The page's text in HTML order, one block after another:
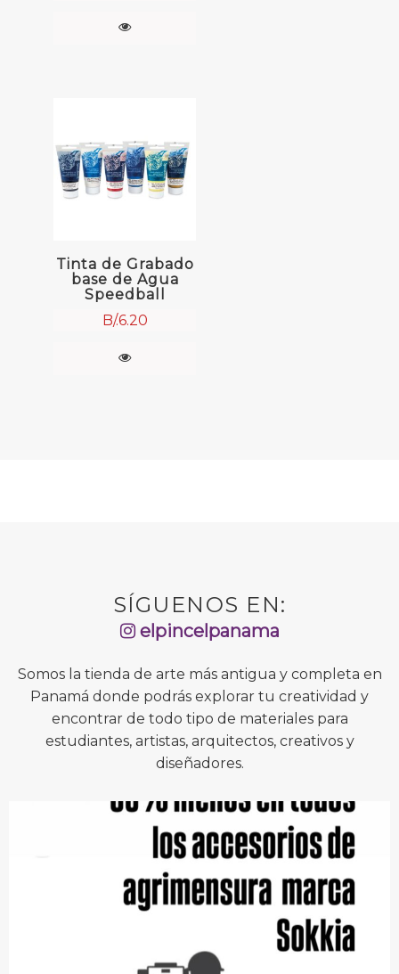
Tinta de Grabado
base de Agua
Speedball
B/.6.20
SÍGUENOS EN:
elpincelpanama
Somos la tienda de arte más antigua y completa en
Panamá donde podrás explorar tu creatividad y
encontrar de todo tipo de materiales para
estudiantes, artistas, arquitectos, creativos y
diseñadores.